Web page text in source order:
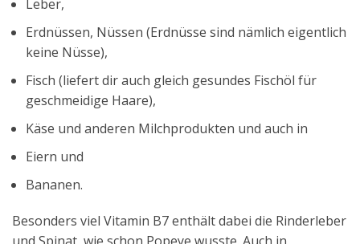
Leber,
Erdnüssen, Nüssen (Erdnüsse sind nämlich eigentlich
keine Nüsse),
Fisch (liefert dir auch gleich gesundes Fischöl für
geschmeidige Haare),
Käse und anderen Milchprodukten und auch in
Eiern und
Bananen.
Besonders viel Vitamin B7 enthält dabei die Rinderleber
und Spinat, wie schon Popeye wusste. Auch in